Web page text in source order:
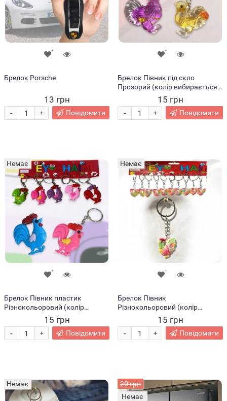
Брелок Porsche
13 грн
+
- Повідомити
Брелок Півник під скло
Прозорий (колір вибирається
15 грн
+
- Повідомити
Немає
Брелок Півник пластик
Різнокольоровий (колір
вибирається випадково)
15 грн
+
- Повідомити
Немає
Брелок Півник
Різнокольоровий (колір
вибирається випадково)
15 грн
+
- Повідомити
Немає
20 грн
Немає